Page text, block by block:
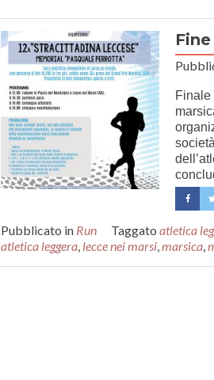
Pubblicato in Run Taggato atletica
atletica leggera, lecce nei marsi,marsica,